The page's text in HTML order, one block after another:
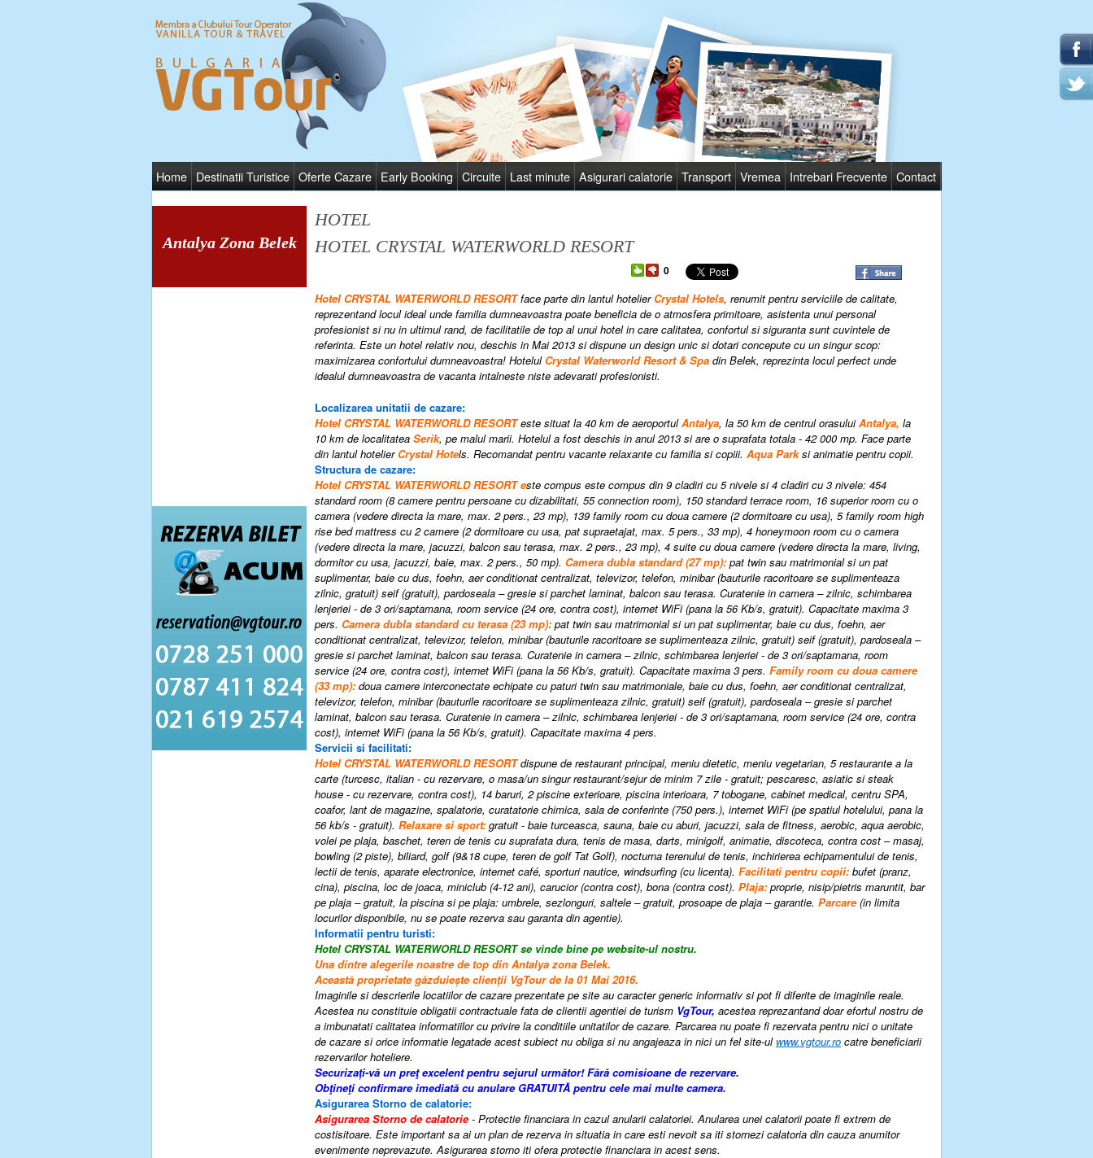
Home Destinatii Turistice Oferte Cazare Early Booking Circuite Last minute Asigurari calatorie Transport Vremea Intrebari Frecvente Contact
Antalya Zona Belek
HOTEL
HOTEL CRYSTAL WATERWORLD RESORT
0
Hotel CRYSTAL WATERWORLD RESORT face parte din lantul hotelier Crystal Hotels, renumit pentru serviciile de calitate,
reprezentand locul ideal unde familia dumneavoastra poate beneficia de o atmosfera primitoare, asistenta unui personal
profesionist si nu in ultimul rand, de facilitatile de top al unui hotel in care calitatea, confortul si siguranta sunt cuvintele de
referinta. Este un hotel relativ nou, deschis in Mai 2013 si dispune un design unic si dotari concepute cu un singur scop:
maximizarea confortului dumneavoastra! Hotelul Crystal Waterworld Resort & Spa din Belek, reprezinta locul perfect unde
idealul dumneavoastra de vacanta intalneste niste adevarati profesionisti.
Localizarea unitatii de cazare:
Hotel CRYSTAL WATERWORLD RESORT este situat la 40 km de aeroportulAntalya, la 50 km de centrul orasuluiAntalya, la
10 km de localitatea Serik, pe malul marii. Hotelul a fost deschis in anul 2013 si are o suprafata totala - 42 000 mp. Face parte
din lantul hotelierCrystal Hotels. Recomandat pentru vacante relaxante cu familia si copiii. Aqua Parksi animatie pentru copii.
Structura de cazare:
Hotel CRYSTAL WATERWORLD RESORTeste compus este compus din 9 cladiri cu 5 nivele si 4 cladiri cu 3 nivele: 454
standard room (8 camere pentru persoane cu dizabilitati, 55 connection room), 150 standard terrace room, 16 superior room cu o
camera (vedere directa la mare, max. 2 pers., 23 mp), 139 family room cu doua camere (2 dormitoare cu usa), 5 family room high
rise bed mattress cu 2 camere (2 dormitoare cu usa, pat supraetajat, max. 5 pers., 33 mp), 4 honeymoon room cu o camera
(vedere directa la mare, jacuzzi, balcon sau terasa, max. 2 pers., 23 mp), 4 suite cu doua camere (vedere directa la mare, living,
dormitor cu usa, jacuzzi, baie, max. 2 pers., 50 mp). Camera dubla standard (27mp): pat twin sau matrimonial si un pat
suplimentar, baie cu dus, foehn, aer conditionat centralizat, televizor, telefon, minibar (bauturile racoritoare se suplimenteaza
zilnic, gratuit) seif (gratuit), pardoseala – gresie si parchet laminat, balcon sau terasa. Curatenie in camera – zilnic, schimbarea
lenjeriei - de 3 ori/saptamana, room service (24 ore, contra cost), internet WiFi (pana la 56 Kb/s, gratuit). Capacitate maxima 3
pers. Camera dubla standardcu terasa (23mp): pat twin sau matrimonial si un pat suplimentar, baie cu dus, foehn, aer
conditionat centralizat, televizor, telefon, minibar (bauturile racoritoare se suplimenteaza zilnic, gratuit) seif (gratuit), pardoseala –
gresie si parchet laminat, balcon sau terasa. Curatenie in camera – zilnic, schimbarea lenjeriei - de 3 ori/saptamana, room
service (24 ore, contra cost), internet WiFi (pana la 56 Kb/s, gratuit). Capacitate maxima 3 pers. Family room cu doua camere
(33mp): doua camere interconectate echipate cu paturi twin sau matrimoniale, baie cu dus, foehn, aer conditionat centralizat,
televizor, telefon, minibar (bauturile racoritoare se suplimenteaza zilnic, gratuit) seif (gratuit), pardoseala – gresie si parchet
laminat, balcon sau terasa. Curatenie in camera – zilnic, schimbarea lenjeriei - de 3 ori/saptamana, room service (24 ore, contra
cost), internet WiFi (pana la 56 Kb/s, gratuit). Capacitate maxima 4 pers.
Servicii si facilitati:
Hotel CRYSTAL WATERWORLD RESORTdispune de restaurant principal, meniu dietetic, meniu vegetarian, 5 restaurante a la
carte (turcesc, italian - cu rezervare, o masa/un singur restaurant/sejur de minim 7 zile - gratuit; pescaresc, asiatic si steak
house - cu rezervare, contra cost), 14 baruri, 2 piscine exterioare, piscina interioara, 7 tobogane, cabinet medical, centru SPA,
coafor, lant de magazine, spalatorie, curatatorie chimica, sala de conferinte (750 pers.), internet WiFi (pe spatiul hotelului, pana la
56 kb/s - gratuit). Relaxare si sport: gratuit - baie turceasca, sauna, baie cu aburi, jacuzzi, sala de fitness, aerobic, aqua aerobic,
volei pe plaja, baschet, teren de tenis cu suprafata dura, tenis de masa, darts, minigolf, animatie, discoteca, contra cost – masaj,
bowling (2 piste), biliard, golf (9&18 cupe, teren de golf Tat Golf), nocturna terenului de tenis, inchirierea echipamentului de tenis,
lectii de tenis, aparate electronice, internet café, sporturi nautice, windsurfing (cu licenta). Facilitati pentru copii: bufet (pranz,
cina), piscina, loc de joaca, miniclub (4-12 ani), carucior (contra cost), bona (contra cost). Plaja: proprie, nisip/pietris maruntit, bar
pe plaja – gratuit, la piscina si pe plaja: umbrele, sezlonguri, saltele – gratuit, prosoape de plaja – garantie. Parcare(in limita
locurilor disponibile, nu se poate rezerva sau garanta din agentie).
Informatii pentru turisti:
Hotel CRYSTAL WATERWORLD RESORT se vinde bine pe website-ul nostru.
Una dintre alegerile noastre de top din Antalya zona Belek.
Această proprietate găzduiește clienții VgTour de la 01 Mai 2016.
Imaginile si descrierile locatiilor de cazare prezentate pe site au caracter generic informativ si pot fi diferite de imaginile reale.
Acestea nu constituie obligatii contractuale fata de clientii agentiei de turism VgTour, acestea reprezantand doar efortul nostru de
a imbunatati calitatea informatiilor cu privire la conditiile unitatilor de cazare. Parcarea nu poate fi rezervata pentru nici o unitate
de cazare si orice informatie legatade acest subiect nu obliga si nu angajeaza in nici un fel site-ul www.vgtour.ro catre beneficiarii
rezervarilor hoteliere.
Securizați-vă un preţ excelent pentru sejurul următor! Fără comisioane de rezervare.
Obţineţi confirmare imediată cu anulare GRATUITĂ pentru cele mai multe camera.
Asigurarea Storno de calatorie:
Asigurarea Storno de calatorie- Protectie financiara in cazul anularii calatoriei. Anularea unei calatorii poate fi extrem de
costisitoare. Este important sa ai un plan de rezerva in situatia in care esti nevoit sa iti stornezi calatoria din cauza anumitor
evenimente neprevazute. Asigurarea storno iti ofera protectie financiara in acest sens.